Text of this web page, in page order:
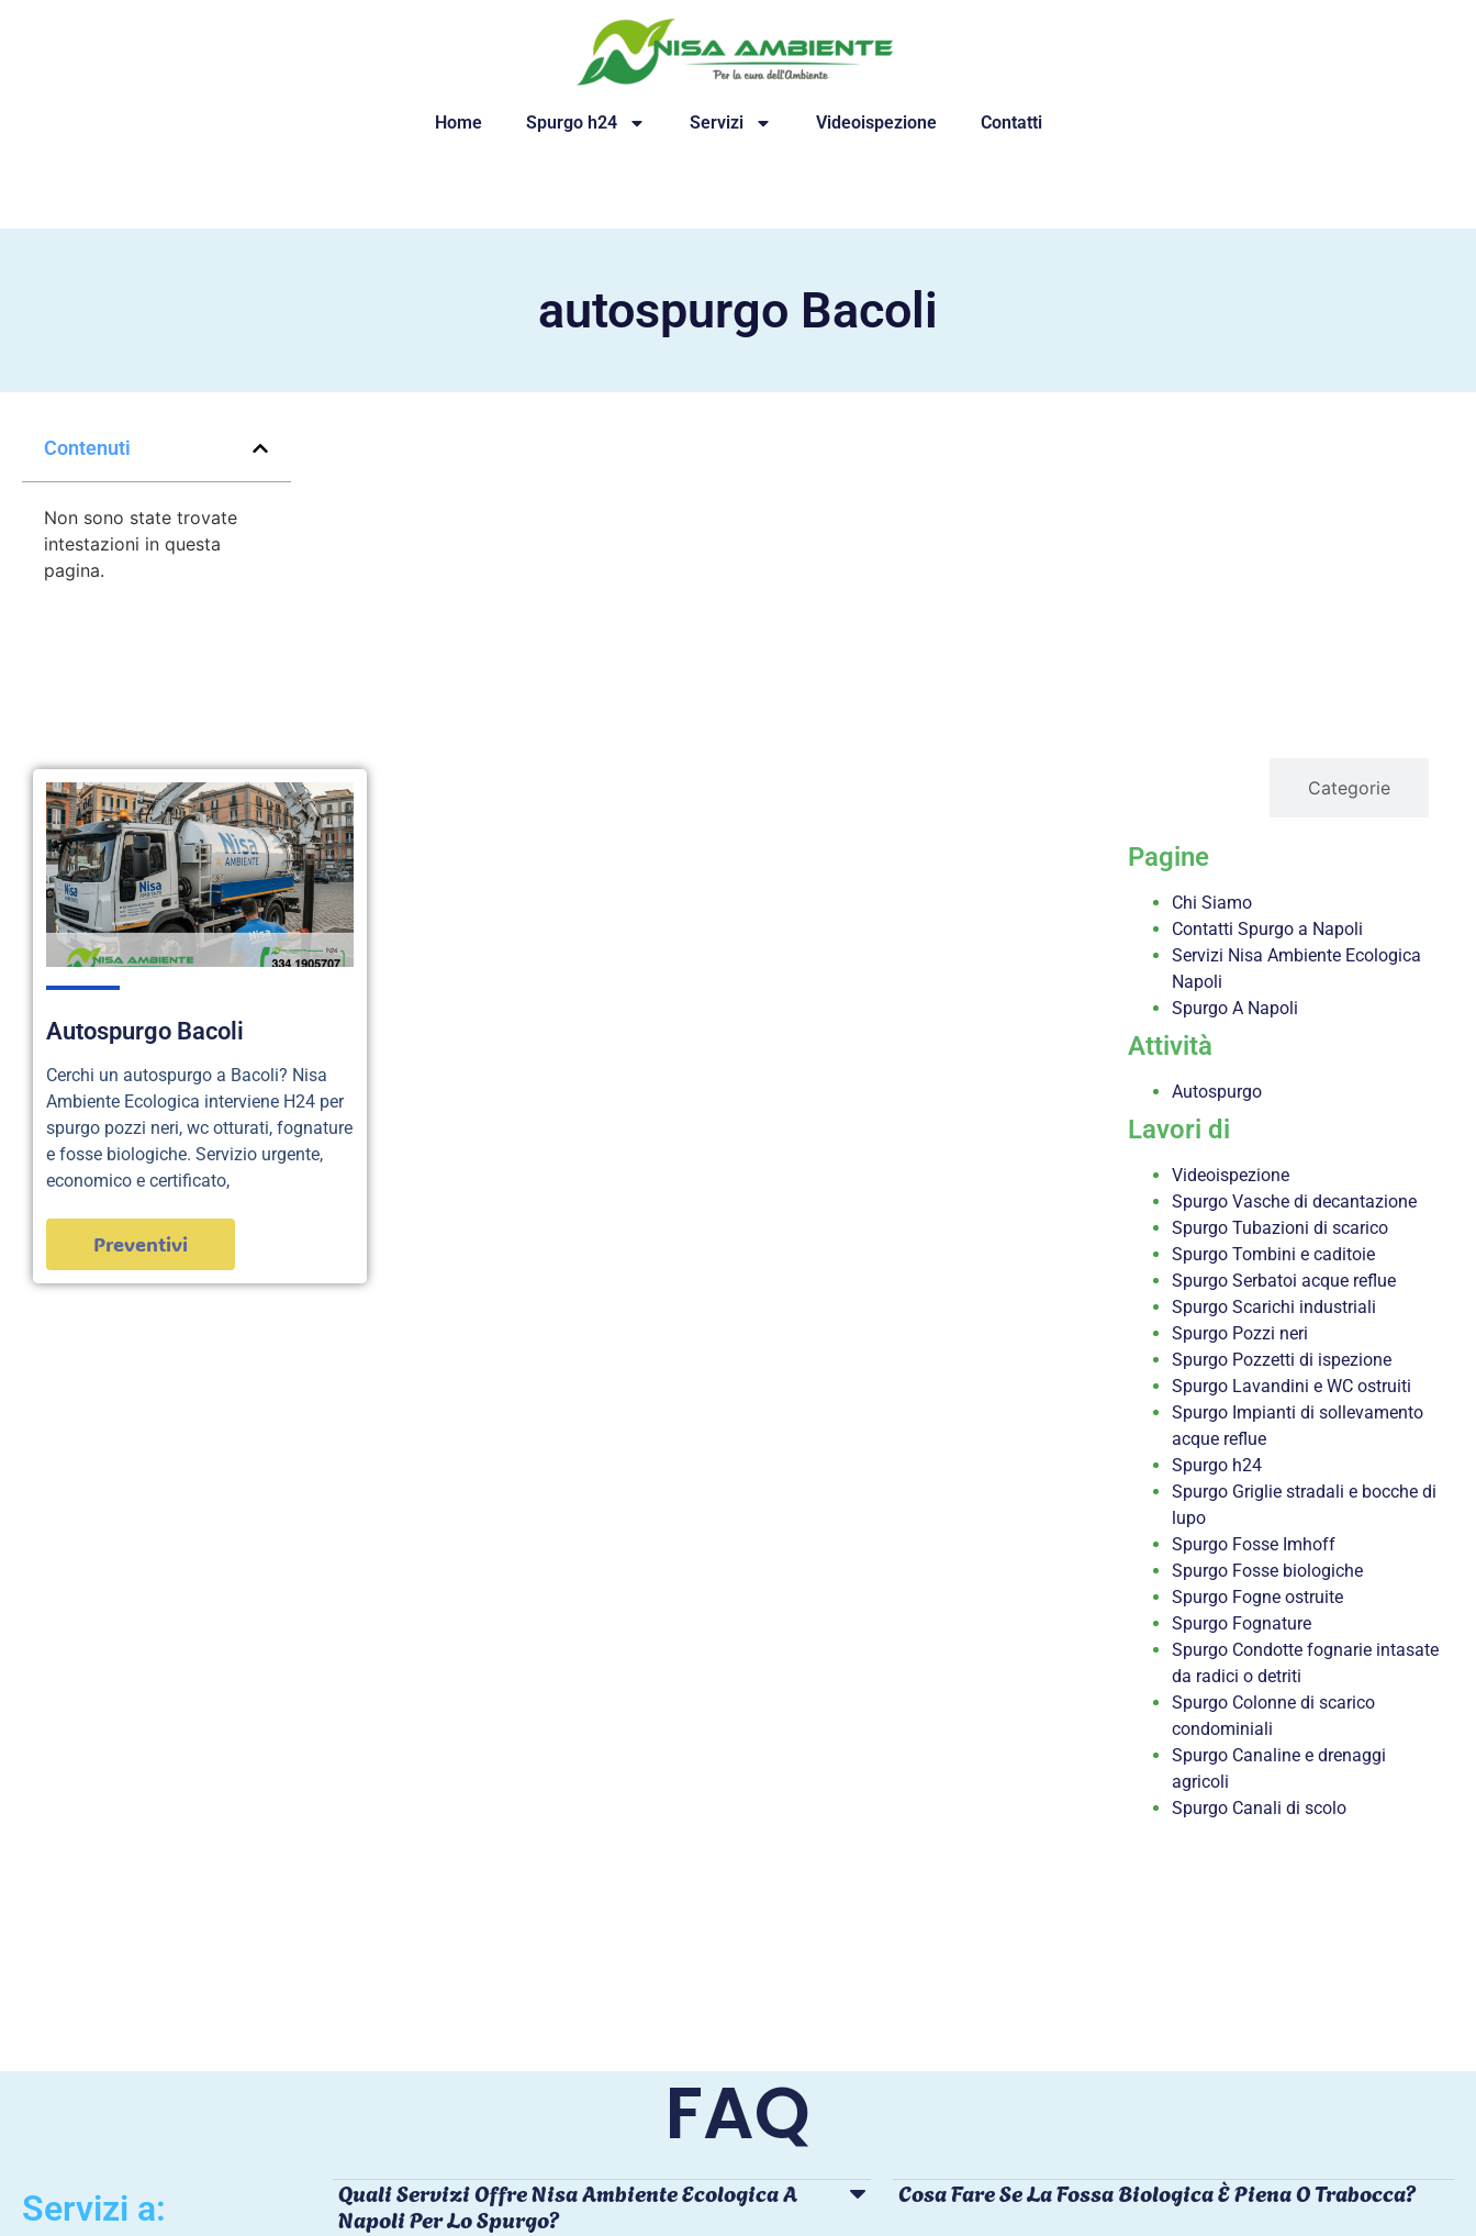
Home Spurgo h24 Servizi Videoispezione Contatti
autospurgo Bacoli
Contenuti
Non sono state trovate
intestazioni in questa
pagina.
Autospurgo Bacoli
Cerchi un autospurgo a Bacoli? Nisa
Ambiente Ecologica interviene H24 per
spurgo pozzi neri, wc otturati, fognature
e fosse biologiche. Servizio urgente,
economico e certificato,
Preventivi
Categorie
Pagine
Chi Siamo
Contatti Spurgo a Napoli
Servizi Nisa Ambiente Ecologica
Napoli
Spurgo A Napoli
Attività
Autospurgo
Lavori di
Videoispezione
Spurgo Vasche di decantazione
Spurgo Tubazioni di scarico
Spurgo Tombini e caditoie
Spurgo Serbatoi acque reflue
Spurgo Scarichi industriali
Spurgo Pozzi neri
Spurgo Pozzetti di ispezione
Spurgo Lavandini e WC ostruiti
Spurgo Impianti di sollevamento
acque reflue
Spurgo h24
Spurgo Griglie stradali e bocche di
lupo
Spurgo Fosse Imhoff
Spurgo Fosse biologiche
Spurgo Fogne ostruite
Spurgo Fognature
Spurgo Condotte fognarie intasate
da radici o detriti
Spurgo Colonne di scarico
condominiali
Spurgo Canaline e drenaggi
agricoli
Spurgo Canali di scolo
FAQ
Servizi a:
Quali Servizi Offre Nisa Ambiente Ecologica A
Napoli Per Lo Spurgo?
Cosa Fare Se La Fossa Biologica È Piena O Trabocca?